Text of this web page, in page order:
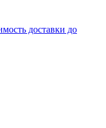
доставки до